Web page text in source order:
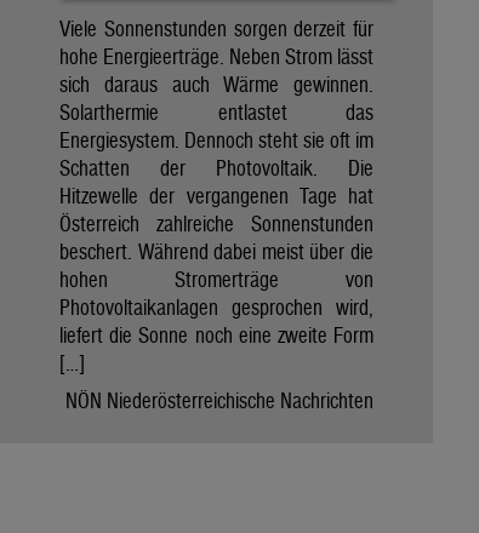
Viele Sonnenstunden sorgen derzeit für
hohe Energieerträge. Neben Strom lässt
sich daraus auch Wärme gewinnen.
Solarthermie entlastet das
Energiesystem. Dennoch steht sie oft im
Schatten der Photovoltaik. Die
Hitzewelle der vergangenen Tage hat
Österreich zahlreiche Sonnenstunden
beschert. Während dabei meist über die
hohen Stromerträge von
Photovoltaikanlagen gesprochen wird,
liefert die Sonne noch eine zweite Form
[…]
NÖN Niederösterreichische Nachrichten